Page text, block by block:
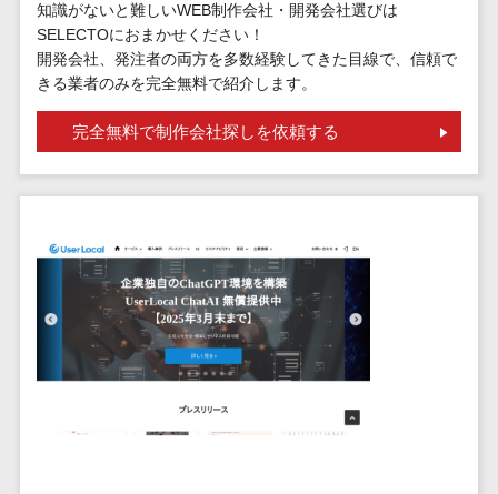
送金サービス>
税務申告システム>
法務・総務
契約書レビューシステム>
契約書管理システム>
反社チェックツール>
受付システム>
座席管理システム>
入退室管理システム>
Web戦略/企
画
ング
ショップ戦
略
SEO対策
EFO(入力フ
ォーム最適
ス
従業員満足度
調査・人材定着
化ツール
適性検査サー
Web面接シス
テム
エンゲージメ
ントツール
ダイレクトリ
20人以上
スタッフ数
アジャイル
知識がないと難しいWEB制作会社・開発会社選びは
SELECTOにおまかせください！
開発会社、発注者の両方を多数経験してきた目線で、信頼で
きる業者のみを完全無料で紹介します。
完全無料で制作会社探しを依頼する